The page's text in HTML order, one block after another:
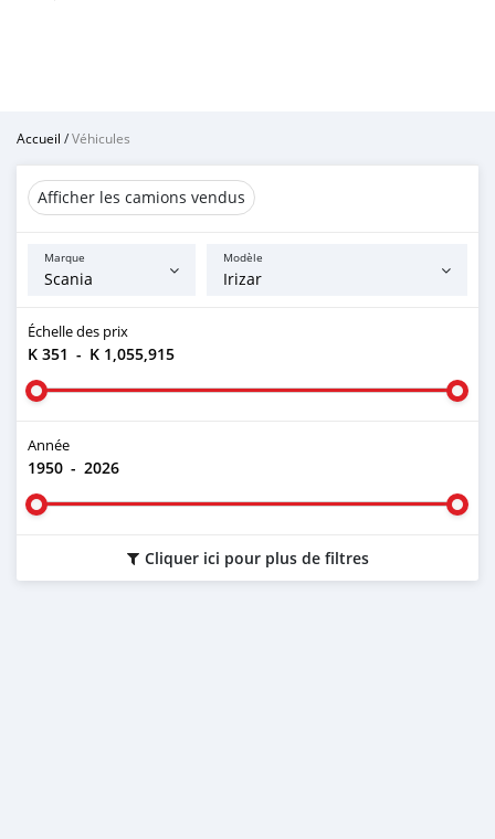
Accueil /Véhicules
Afficher les camions vendus
Marque Modèle
Échelle des prix
K 351 - K 1,055,915
Année
1950 - 2026
Cliquer ici pour plus de filtres